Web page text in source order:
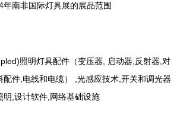
南非国际灯具展的展品范围
照明灯具配件（变压器, 启动器,反射器,对
件,电线和电缆） ,光感应技术,开关和调光器
明,设计软件,网络基础设施